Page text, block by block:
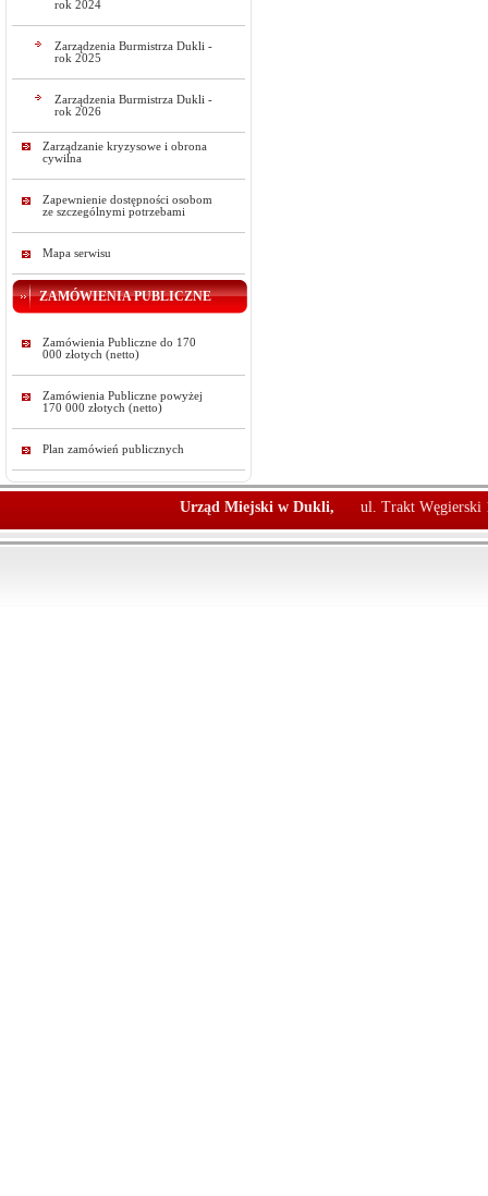
rok 2024
Zarządzenia Burmistrza Dukli -
rok 2025
Zarządzenia Burmistrza Dukli -
rok 2026
Zarządzanie kryzysowe i obrona
cywilna
Zapewnienie dostępności osobom
ze szczególnymi potrzebami
Mapa serwisu
ZAMÓWIENIA PUBLICZNE
Zamówienia Publiczne do 170
000 złotych (netto)
Zamówienia Publiczne powyżej
170 000 złotych (netto)
Plan zamówień publicznych
Urząd Miejski w Dukli, ul. Trakt Węgierski